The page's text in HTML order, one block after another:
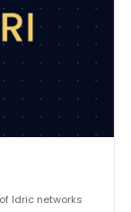
Idric networks